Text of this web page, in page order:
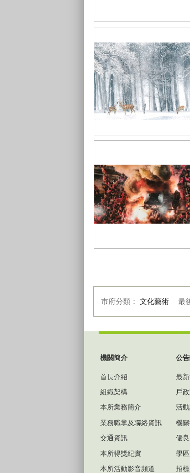
攝影作品1
市府分類： 文化藝術 最
機關簡介
首長介紹
組織架構
本所業務簡介
業務職掌及聯絡資訊
交通資訊
本所得獎紀實
本所活動影音頻道
公
最
戶
活
機
優
學
招